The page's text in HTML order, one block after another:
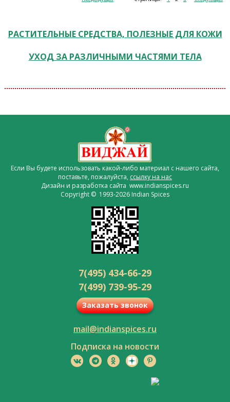
РАСТИТЕЛЬНЫЕ СРЕДСТВА, ПОЛЕЗНЫЕ ДЛЯ КОЖИ
УХОД ЗА РАЗЛИЧНЫМИ ЧАСТЯМИ ТЕЛА
Если Вы будете использовать какой-либо материал с нашего сайта,
поставьте, пожалуйста, ссылку на нас
Дизайн и разработка сайта www.indianspices.ru
Copyright © 1993-2026 Indian Spices
7(495) 434-66-29
7(499) 739-95-29
Заказать звонок
mail@indianspices.ru
Подписка на новости